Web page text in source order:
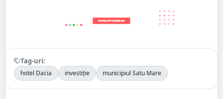
Tag-uri:
hotel Dacia investiție municipiul Satu Mare